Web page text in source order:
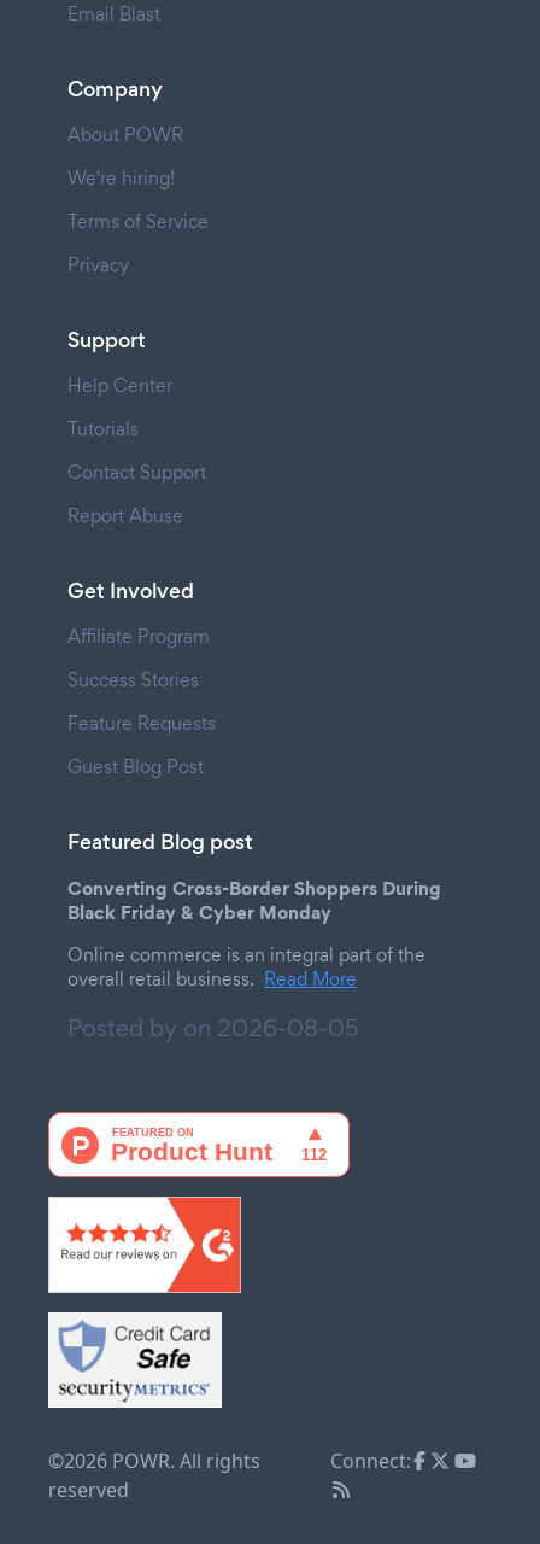
Email Blast
Company
About POWR
We're hiring!
Terms of Service
Privacy
Support
Help Center
Tutorials
Contact Support
Report Abuse
Get Involved
Affiliate Program
Success Stories
Feature Requests
Guest Blog Post
Featured Blog post
Converting Cross-Border Shoppers During
Black Friday & Cyber Monday
Online commerce is an integral part of the
overall retail business. Read More
Posted by on 2026-08-05
©2026 POWR. All rights
reserved
Connect: